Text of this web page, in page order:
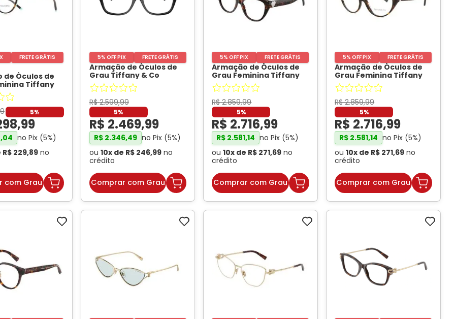
Conheça Nossas Marcas
FRETE GRÁTIS
de Óculos de
Tiffany
Cor
TIFFANI
5%
,99
,04 no Pix (5%)
R$ 229,89no
com Grau
5% OFF PIX FRETE GRÁTIS
Armação de Óculos de
Grau Tiffany & Co
TF2266 Feminino
Gatinho Acetato Preto
TIFFANI
R$ 2.599,99
5%
R$ 2.469,99
R$ 2.346,49 no Pix (5%)
ou 10x de R$ 246,99no
crédito
Comprar com Grau
5% OFF PIX FRETE GRÁTIS
Armação de Óculos de
Grau Feminina Tiffany
Gatinho TF2251 Cor
Tartaruga- TIFFANI
R$ 2.859,99
5%
R$ 2.716,99
R$ 2.581,14 no Pix (5%)
ou10x de R$ 271,69 no
crédito
Comprar com Grau
5% OFF PIX FRETE GRÁTIS
Armação de Óculos de
Grau Feminina Tiffany
Gatinho TF2244 Cor
Tartaruga- TIFFANI
R$ 2.859,99
5%
R$ 2.716,99
R$ 2.581,14 no Pix (5%)
ou10x de R$ 271,69 no
crédito
Comprar com Grau